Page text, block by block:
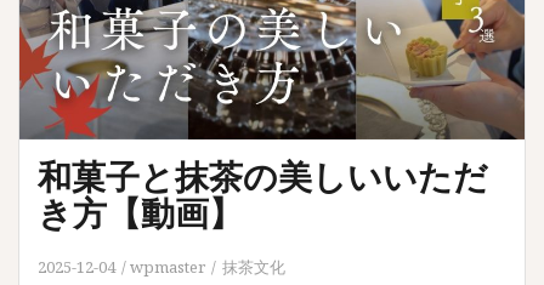
和菓子と抹茶の美しいいただ
き方【動画】
2025-12-04 wpmaster 抹茶文化